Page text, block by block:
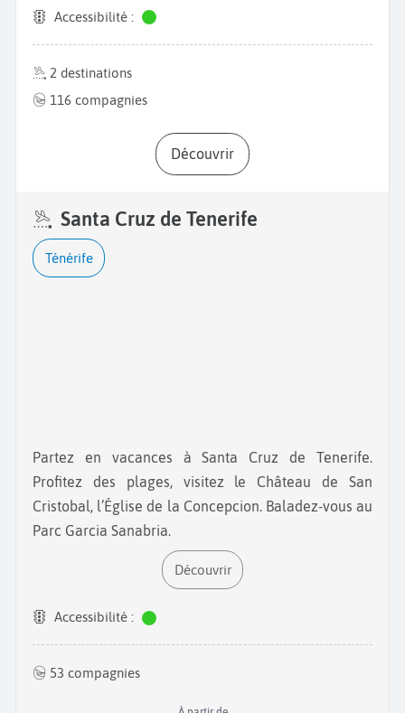
Accessibilité :
2 destinations
116 compagnies
Découvrir
Santa Cruz de Tenerife
Ténérife
Partez en vacances à Santa Cruz de Tenerife.
Profitez des plages, visitez le Château de San
Cristobal, l’Église de la Concepcion. Baladez-vous au
Parc Garcia Sanabria.
Découvrir
Accessibilité :
53 compagnies